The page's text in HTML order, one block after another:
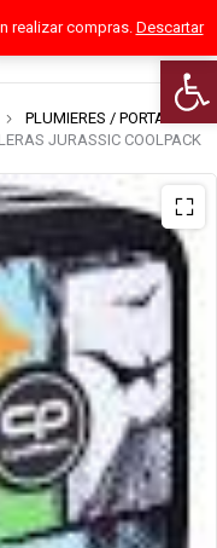
realizar compras. Descartar
0
PLUMIERES / PORTATODOS
JURASSIC COOLPACK